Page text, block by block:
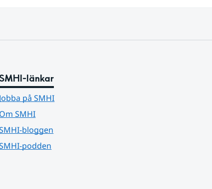
genom meteorologiska satellitdata.
länkar
Jobba på SMHI
Om SMHI
bloggen
podden